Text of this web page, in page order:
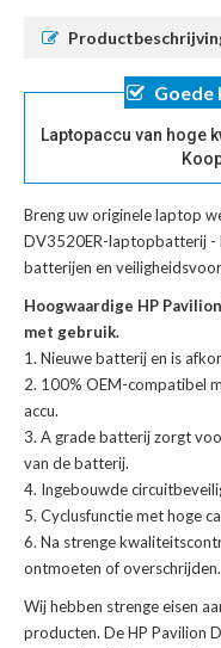
Laptopaccu van hoge
Breng uw originele laptop
DV3520ER-laptopbatterij -
batterijen en
Hoogwaardige HP
met gebruik.
Nieuwe batterij en is
100% OEM-compatibel
accu.
A grade batterij zorgt
van de batterij.
Ingebouwde
Cyclusfunctie met hoge
Na strenge
ontmoeten of overschrijden.
Wij hebben strenge eisen
producten. DeHP Pavilion